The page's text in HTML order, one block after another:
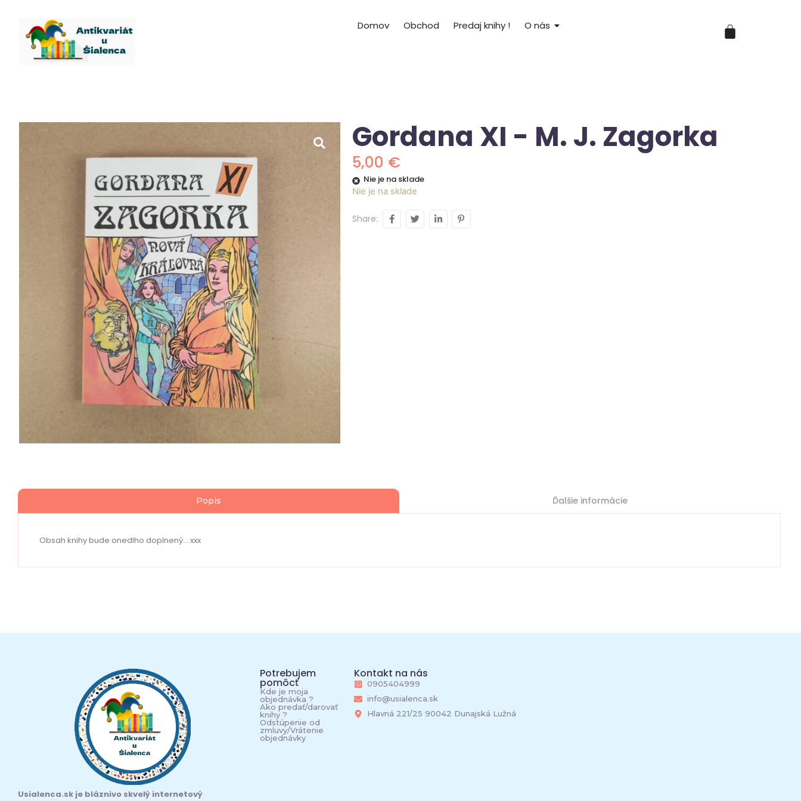
Domov Obchod Predaj knihy ! O nás
Gordana XI - M. J. Zagorka
5,00 €
Nie je na sklade
Nie je na sklade
Share:
Popis Ďalšie informácie
Obsah knihy bude onedlho doplnený… xxx
Usialenca.sk je bláznivo skvelý internetový
Potrebujem
pomôcť
Kde je moja
objednávka ?
Ako predať/darovať
knihy ?
Odstúpenie od
zmluvy/Vrátenie
objednávky
Kontakt na nás
0905404999
info@usialenca.sk
Hlavná 221/25 90042 Dunajská Lužná